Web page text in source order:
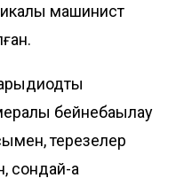
машинист
бейнебақылау
терезелер
ақ